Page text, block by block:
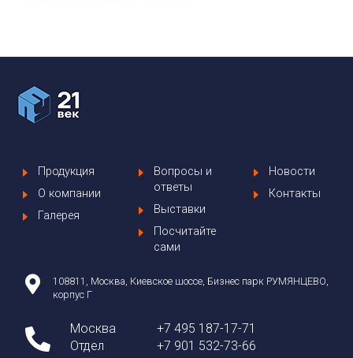
Продукция
О компании
Галерея
Вопросы и
ответы
Выставки
Посчитайте
сами
Новости
Контакты
108811, Москва, Киевское шоссе, Бизнес парк РУМЯНЦЕВО,
корпус Г
Москва
Отдел
+7 495 187-17-71
+7 901 532-73-66